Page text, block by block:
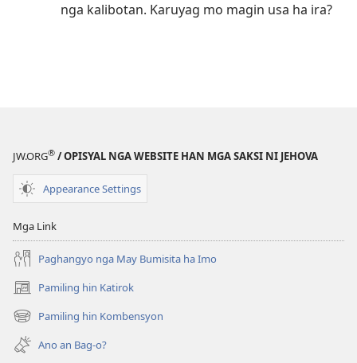
nga kalibotan. Karuyag mo magin usa ha ira?
JW.ORG® / OPISYAL NGA WEBSITE HAN MGA SAKSI NI JEHOVA
Appearance Settings
Mga Link
Paghangyo nga May Bumisita ha Imo
Pamiling hin Katirok
(opens
new
window)
Pamiling hin Kombensyon
(opens
new
window)
Ano an Bag-o?